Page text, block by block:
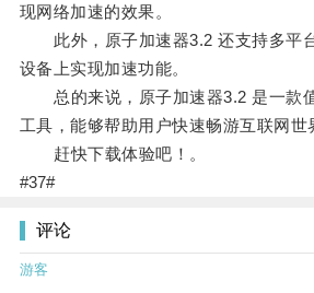
现网络加速的效果。
此外，原子加速器3.2 还支持多平
设备上实现加速功能。
总的来说，原子加速器3.2 是一款
工具，能够帮助用户快速畅游互联网世
赶快下载体验吧！。
#37#
评论
游客